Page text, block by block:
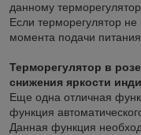
данному
Если терморегулятор не
момента подачи
Терморегулятор в
снижения яркости
Еще одна отличная
функция
Данная функция